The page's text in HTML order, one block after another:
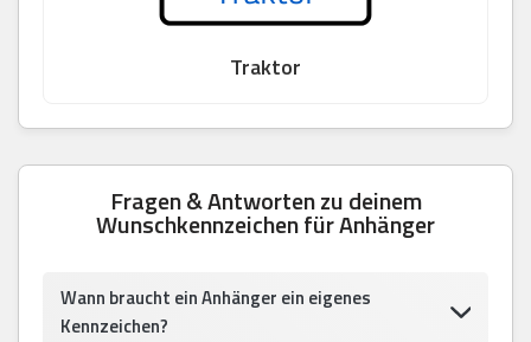
Traktor
Fragen & Antworten zu deinem
Wunschkennzeichen für Anhänger
Wann braucht ein Anhänger ein eigenes
Kennzeichen?